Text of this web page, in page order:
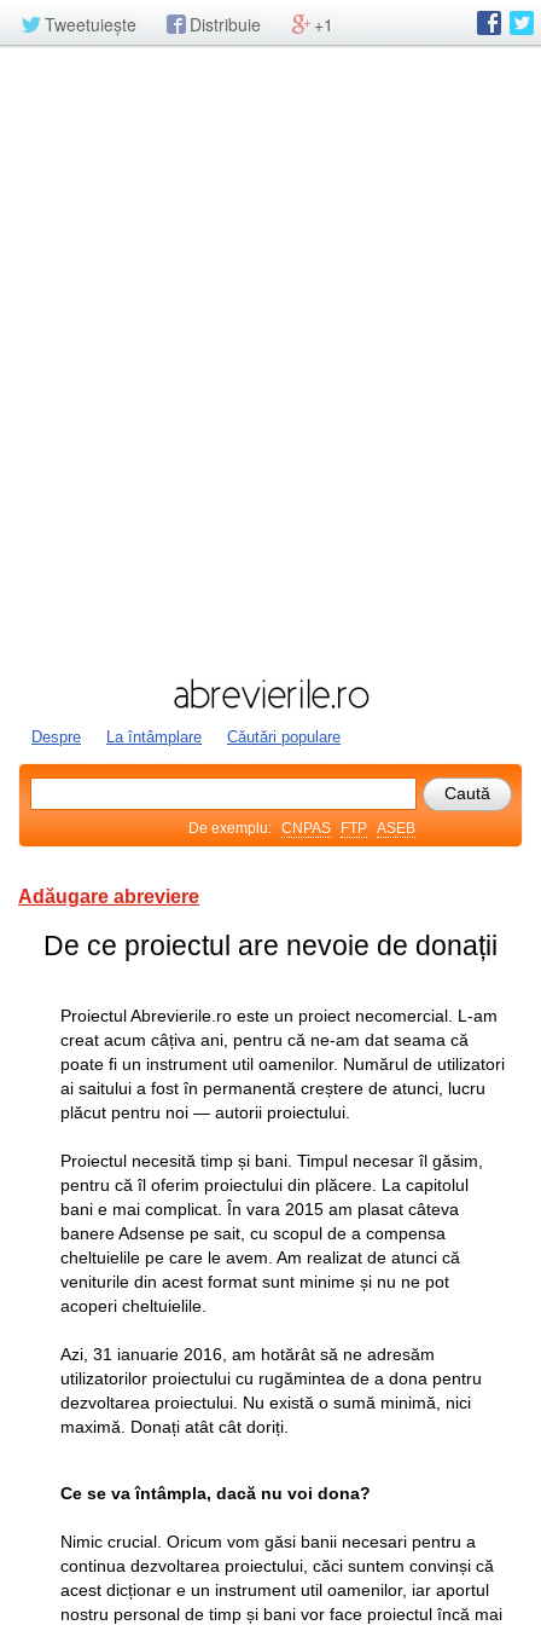
Tweetuiește Distribuie +1
Despre La întâmplare Căutări populare
De exemplu: CNPAS FTP ASEB
Adăugare abreviere
De ce proiectul are nevoie de donații
Proiectul Abrevierile.ro este un proiect necomercial. L-am
creat acum câțiva ani, pentru că ne-am dat seama că
poate fi un instrument util oamenilor. Numărul de utilizatori
ai saitului a fost în permanentă creștere de atunci, lucru
plăcut pentru noi — autorii proiectului.
Proiectul necesită timp și bani. Timpul necesar îl găsim,
pentru că îl oferim proiectului din plăcere. La capitolul
bani e mai complicat. În vara 2015 am plasat câteva
banere Adsense pe sait, cu scopul de a compensa
cheltuielile pe care le avem. Am realizat de atunci că
veniturile din acest format sunt minime și nu ne pot
acoperi cheltuielile.
Azi, 31 ianuarie 2016, am hotărât să ne adresăm
utilizatorilor proiectului cu rugămintea de a dona pentru
dezvoltarea proiectului. Nu există o sumă minimă, nici
maximă. Donați atât cât doriți.
Ce se va întâmpla, dacă nu voi dona?
Nimic crucial. Oricum vom găsi banii necesari pentru a
continua dezvoltarea proiectului, căci suntem convinși că
acest dicționar e un instrument util oamenilor, iar aportul
nostru personal de timp și bani vor face proiectul încă mai